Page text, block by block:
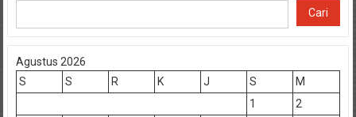
Cari
Agustus 2026
S
S R K J S
M
1
2